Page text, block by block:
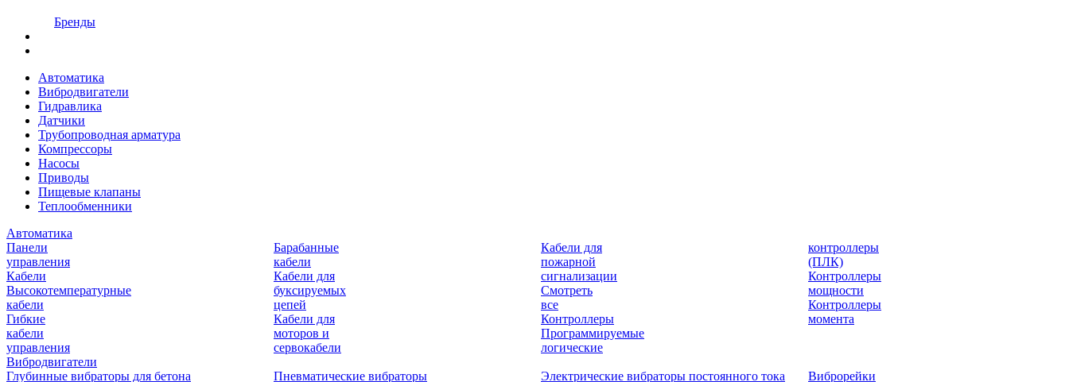
Бренды
Автоматика
Вибродвигатели
Гидравлика
Датчики
Трубопроводная арматура
Компрессоры
Насосы
Приводы
Пищевые клапаны
Теплообменники
Автоматика
Панели
управления
Кабели
Высокотемпературные
кабели
Гибкие
кабели
управления
Барабанные
кабели
Кабели для
буксируемых
цепей
Кабели для
моторов и
сервокабели
Кабели для
пожарной
сигнализации
Смотреть
все
Контроллеры
Программируемые
логические
контроллеры
(ПЛК)
Контроллеры
мощности
Контроллеры
момента
Вибродвигатели
Глубинные вибраторы для бетона
Пневматические вибраторы
Электрические вибраторы постоянного тока
Виброрейки